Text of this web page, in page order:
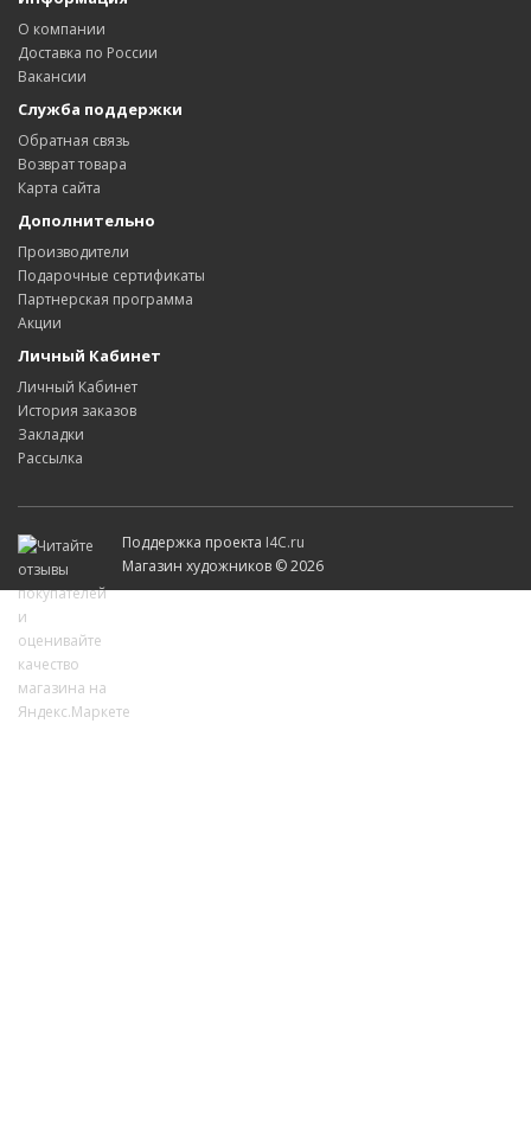
О компании
Доставка по России
Вакансии
Служба поддержки
Обратная связь
Возврат товара
Карта сайта
Дополнительно
Производители
Подарочные сертификаты
Партнерская программа
Акции
Личный Кабинет
Личный Кабинет
История заказов
Закладки
Рассылка
Поддержка проекта I4C.ru
Магазин художников © 2026